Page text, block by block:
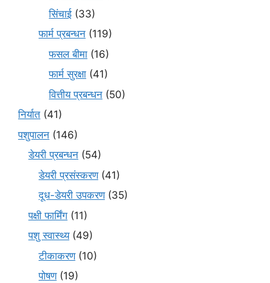
सिंचाई (33)
फार्म प्रबन्धन (119)
फसल बीमा (16)
फार्म सुरक्षा (41)
वित्तीय प्रबन्धन (50)
निर्यात (41)
पशुपालन (146)
डेयरी प्रबन्धन (54)
डेयरी प्रसंस्करण(41)
दूध-डेयरी उपकरण(35)
पक्षी फार्मिंग (11)
पशु स्वास्थ्य(49)
टीकाकरण(10)
पोषण(19)